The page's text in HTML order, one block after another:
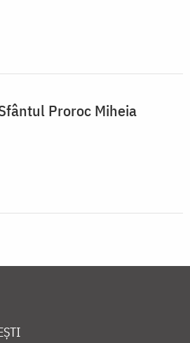
Proroc Miheia